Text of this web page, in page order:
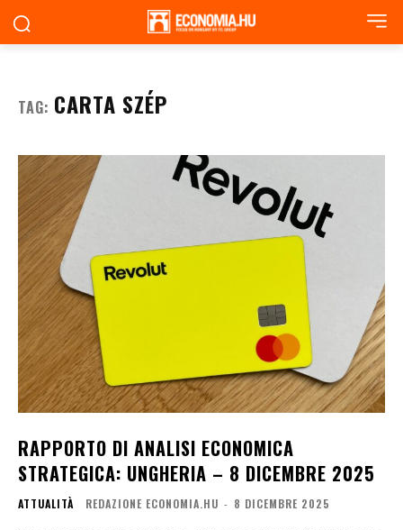
TAG: CARTA SZÉP
RAPPORTO DI ANALISI ECONOMICA
STRATEGICA: UNGHERIA – 8 DICEMBRE 2025
ATTUALITÀ REDAZIONE ECONOMIA.HU - 8 DICEMBRE 2025